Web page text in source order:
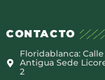
CONTACTO
Floridablanca: Calle
Antigua Sede
2